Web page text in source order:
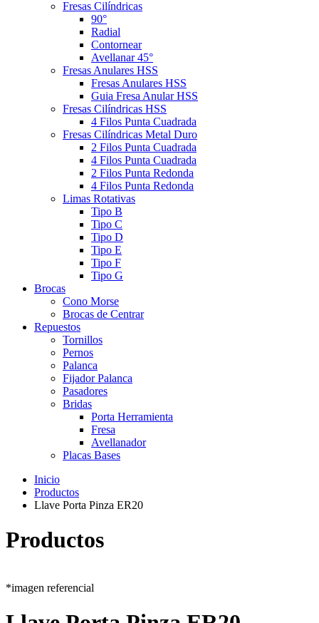
Fresas Cilíndricas
90°
Radial
Contornear
Avellanar 45°
Fresas Anulares HSS
Fresas Anulares HSS
Guia Fresa Anular HSS
Fresas Cilíndricas HSS
4 Filos Punta Cuadrada
Fresas Cilíndricas Metal Duro
2 Filos Punta Cuadrada
4 Filos Punta Cuadrada
2 Filos Punta Redonda
4 Filos Punta Redonda
Limas Rotativas
Tipo B
Tipo C
Tipo D
Tipo E
Tipo F
Tipo G
Brocas
Cono Morse
Brocas de Centrar
Repuestos
Tornillos
Pernos
Palanca
Fijador Palanca
Pasadores
Bridas
Porta Herramienta
Fresa
Avellanador
Placas Bases
Inicio
Productos
Llave Porta Pinza ER20
Productos
*imagen referencial